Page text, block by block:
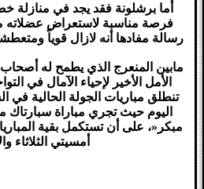
أما برشلونة فقد يجد في منازلة
فرصة مناسبة لاستعراض عضلاته
رسالة مفادها أنه لازال قوياً
مابين المنعرج الذي يطمح له أصحاب
الأمل الأخير لإحياء الآمال في
تنطلق مباريات الجولة الحالية
اليوم حيث تجري مباراة
مبكر«، على أن تستكمل بقية
أمسيتي الثلاثاء